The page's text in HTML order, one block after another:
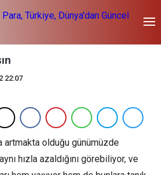
22:07
artmakta olduğu günümüzde
hızla azaldığını görebiliyor, ve